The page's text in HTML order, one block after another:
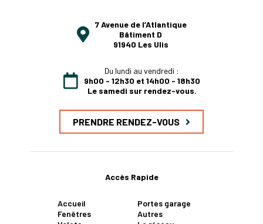
7 Avenue de l’Atlantique
Bâtiment D
91940 Les Ulis
Du lundi au vendredi :
9h00 - 12h30 et 14h00 - 18h30
Le samedi sur rendez-vous.
PRENDRE RENDEZ-VOUS
Accès Rapide
Accueil
Fenêtres
Portes garage
Autres